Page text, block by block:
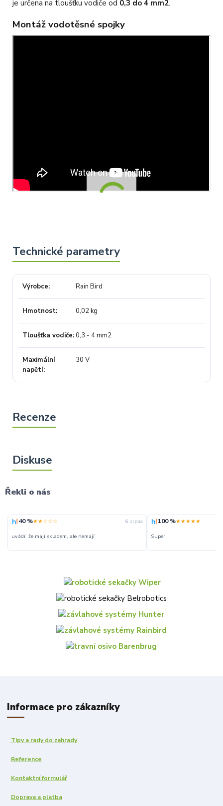
je určena na tloušťku vodiče od 0,3 do 4 mm2.
Montáž vodotěsné spojky
Výrobce Rain Bird
Hmotnost 0,02 kg
Tloušťka vodiče 0,3 - 4 mm2
Maximální
napětí
30 V
Řekli o nás
40 %★★☆☆☆ 6. srpna
uvádí, že mají skladem, ale nemají
100 %★★★★★
Super
Informace pro zákazníky
Tipy a rady do zahrady
Reference
Kontaktní formulář
Doprava a platba